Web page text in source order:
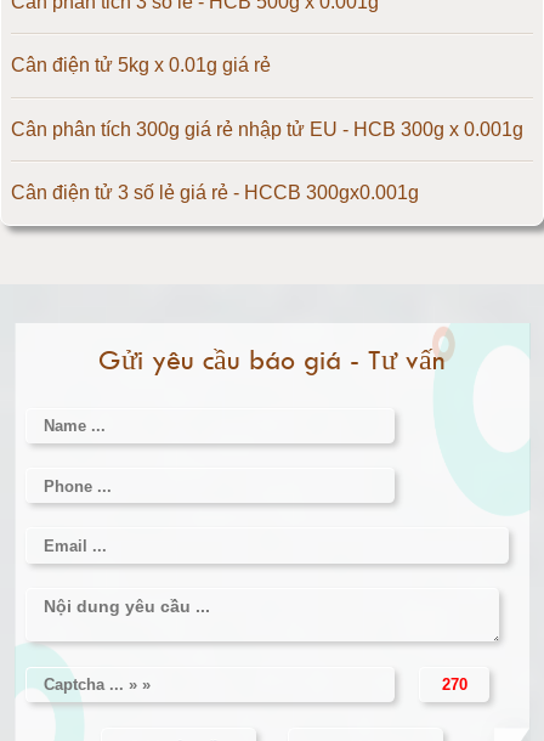
Cân điện tử 200kg
Cân điện tử 300kg
Cân điện tử 500kg
Cân điện tử 3000kg
Cân điện tử 1 tấn
Cân điện tử 2 tấn
Cân điện tử 3 tấn
Cân điện tử 10 tấn
Cân điện tử 5kg x 0.01g giá rẻ
Cân phân tích 300g giá rẻ nhập tử EU - HCB 300g x 0.001g
Cân điện tử 3 số lẻ giá rẻ - HCCB 300gx0.001g
Gửi yêu cầu báo giá - Tư vấn